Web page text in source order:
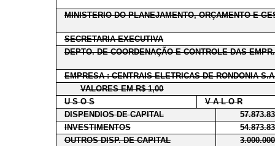
MINISTERIO DO PLANEJAMENTO, ORÇAMENTO E
SECRETARIA EXECUTIVA
DEPTO. DE COORDENAÇÃO E CONTROLE DAS
EMPRESA : CENTRAIS ELETRICAS DE RONDONIA
VALORES EM R$ 1,00
U S O S
V A L O R
DISPENDIOS DE CAPITAL
INVESTIMENTOS
OUTROS DISP. DE CAPITAL
3.000.000